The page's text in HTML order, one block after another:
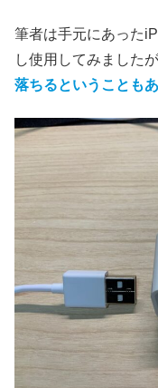
筆者は手元にあった
し使用してみました
落ちるということも